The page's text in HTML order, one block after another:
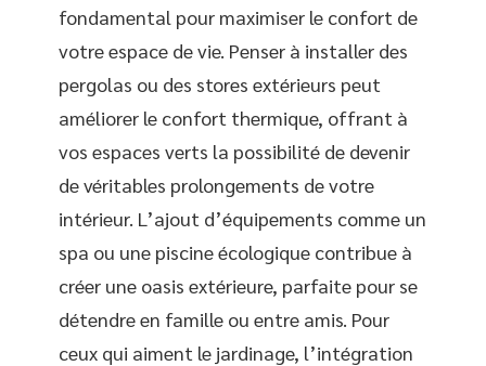
fondamental pour maximiser le confort de
votre espace de vie. Penser à installer des
pergolas ou des stores extérieurs peut
améliorer le confort thermique, offrant à
vos espaces verts la possibilité de devenir
de véritables prolongements de votre
intérieur. L’ajout d’équipements comme un
spa ou une piscine écologique contribue à
créer une oasis extérieure, parfaite pour se
détendre en famille ou entre amis. Pour
ceux qui aiment le jardinage, l’intégration